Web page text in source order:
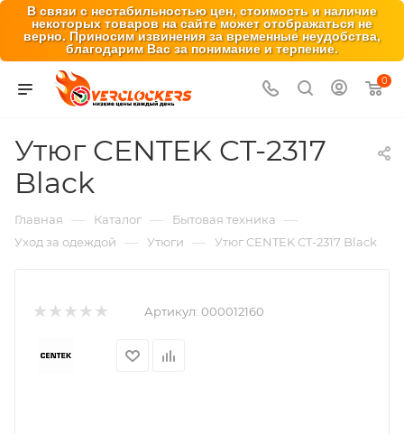
В связи с нестабильностью цен, стоимость и наличие
некоторых товаров на сайте может отображаться не
верно. Приносим извинения за временные неудобства,
благодарим Вас за понимание и терпение.
0
Утюг CENTEK CT-2317
Black
Главная — Каталог — Бытовая техника —
Уход за одеждой — Утюги — Утюг CENTEK CT-2317 Black
Артикул: 000012160